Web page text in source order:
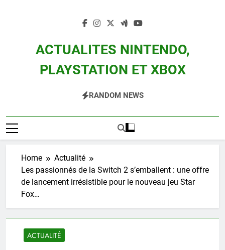
ACTUALITES NINTENDO,
PLAYSTATION ET XBOX
Zelda, Splatoon, Pokemon Entre Autres
RANDOM NEWS
Home
Actualité
Les passionnés de la Switch 2 s’emballent : une offre
de lancement irrésistible pour le nouveau jeu Star
Fox…
ACTUALITÉ